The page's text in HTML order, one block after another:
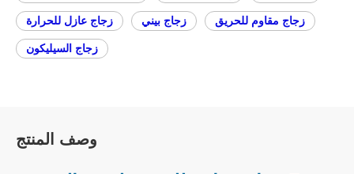
زجاج عازل للحرارة زجاج بيني زجاج مقاوم للحريق
زجاج السيليكون
وصف المنتج